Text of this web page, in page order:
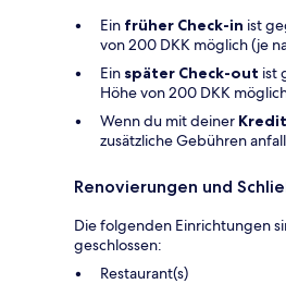
Ein früher Check-in ist
von 200 DKK möglich (je
Ein später Check-out ist
Höhe von 200 DKK
Wenn du mit deiner
zusätzliche Gebühren
Renovierungen und
Die folgenden Einrichtungen
geschlossen:
Restaurant(s)